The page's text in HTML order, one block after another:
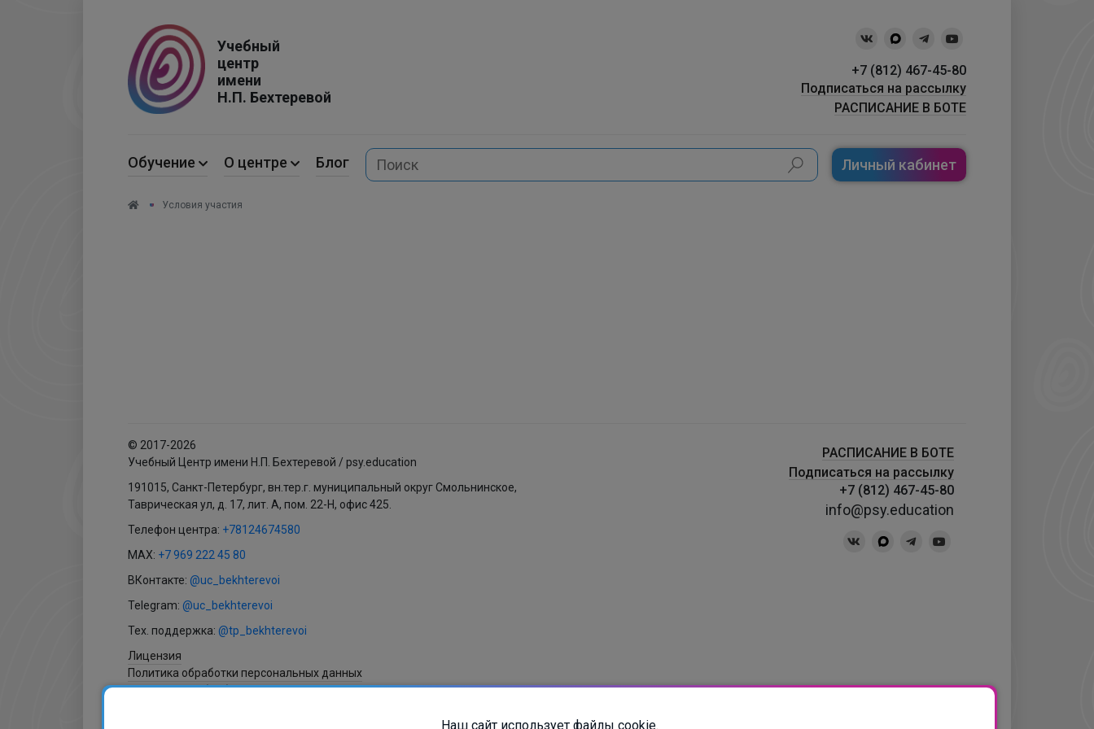
Учебный
центр
имени
Н.П. Бехтеревой
+7 (812) 467-45-80
Подписаться на рассылку
РАСПИСАНИЕ В БОТЕ
Обучение О центре Блог Личный кабинет
Условия участия
© 2017-2026
Учебный Центр имени Н.П. Бехтеревой / psy.education
191015, Санкт-Петербург, вн.тер.г. муниципальный округ Смольнинское,
Таврическая ул, д. 17, лит. А, пом. 22-Н, офис 425.
Телефон центра: +78124674580
MAX: +7 969 222 45 80
ВКонтакте: @uc_bekhterevoi
Telegram: @uc_bekhterevoi
Тех. поддержка: @tp_bekhterevoi
Лицензия
Политика обработки персональных данных
Согласие на обработку персональных данных
РАСПИСАНИЕ В БОТЕ
Подписаться на рассылку
+7 (812) 467-45-80
info@psy.education
Наш сайт использует файлы cookie.